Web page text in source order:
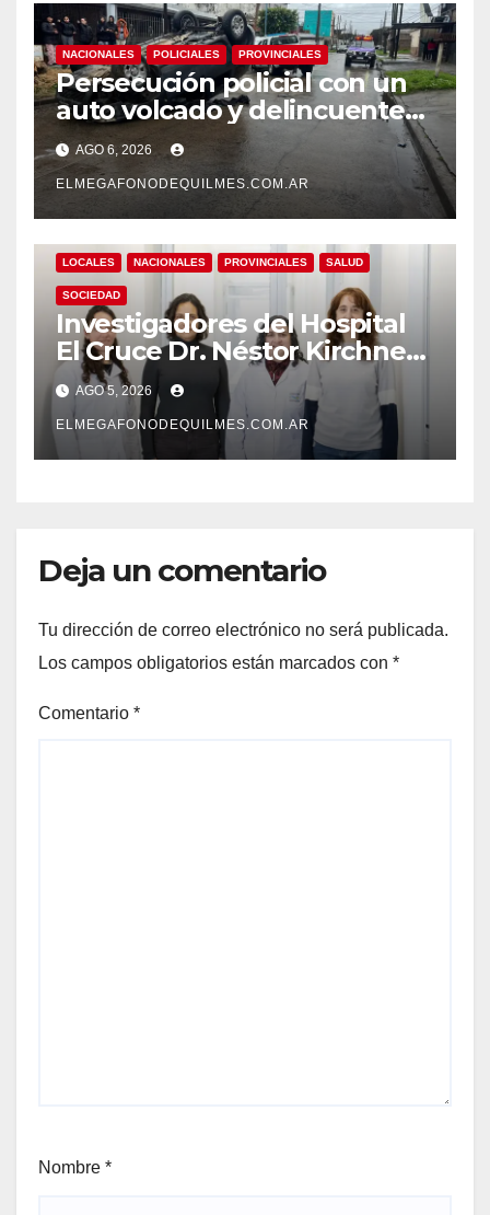
NACIONALES POLICIALES PROVINCIALES
Persecución policial con un
auto volcado y delincuentes
detenidos en San Francisco
Solano
AGO 6, 2026
ELMEGAFONODEQUILMES.COM.AR
LOCALES NACIONALES PROVINCIALES SALUD
SOCIEDAD
Investigadores del Hospital
El Cruce Dr. Néstor Kirchner
desarrollan un estudio
pionero sobre el
envejecimiento cerebral y las
demencias
AGO 5, 2026
ELMEGAFONODEQUILMES.COM.AR
Deja un comentario
Tu dirección de correo electrónico no será publicada.
Los campos obligatorios están marcados con *
Comentario *
Nombre *